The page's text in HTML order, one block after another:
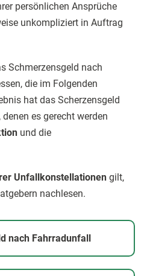
persönlichen Ansprüche
unkompliziert in Auftrag
Schmerzensgeld nach
die im Folgenden
hat das Scherzensgeld
, denen es gerecht werden
und die
Unfallkonstellationen gilt,
nachlesen.
nach Fahrradunfall